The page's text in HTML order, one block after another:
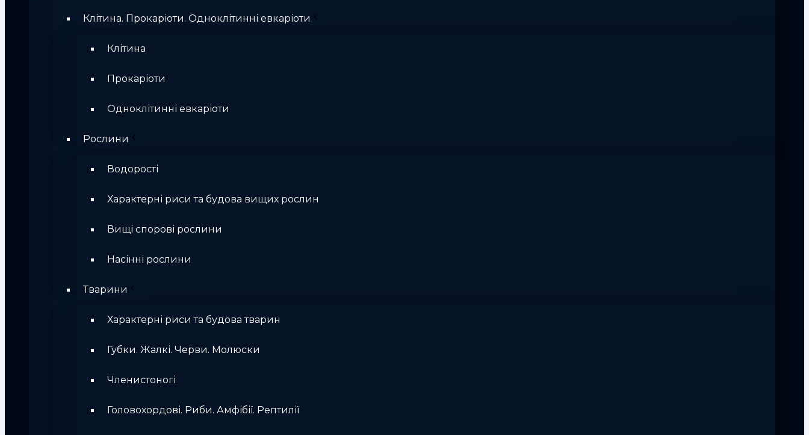
Клітина. Прокаріоти. Одноклітинні евкаріоти
Клітина
Прокаріоти
Одноклітинні евкаріоти
Рослини
Водорості
Характерні риси та будова вищих рослин
Вищі спорові рослини
Насінні рослини
Тварини
Характерні риси та будова тварин
Губки. Жалкі. Черви. Молюски
Членистоногі
Головохордові. Риби. Амфібії. Рептилії